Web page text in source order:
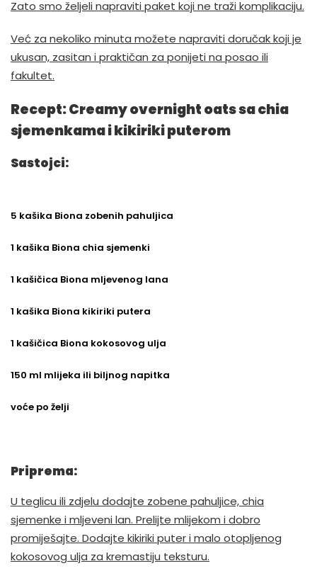
Zato smo željeli napraviti paket koji ne traži komplikaciju.
Već za nekoliko minuta možete napraviti doručak koji je
ukusan, zasitan i praktičan za ponijeti na posao ili
fakultet.
Recept: Creamy overnight oats sa chia
sjemenkama i kikiriki puterom
Sastojci:
5 kašika Biona zobenih pahuljica
1 kašika Biona chia sjemenki
1 kašičica Biona mljevenog lana
1 kašika Biona kikiriki putera
1 kašičica Biona kokosovog ulja
150 ml mlijeka ili biljnog napitka
voće po želji
Priprema:
U teglicu ili zdjelu dodajte zobene pahuljice, chia
sjemenke i mljeveni lan. Prelijte mlijekom i dobro
promiješajte. Dodajte kikiriki puter i malo otopljenog
kokosovog ulja za kremastiju teksturu.